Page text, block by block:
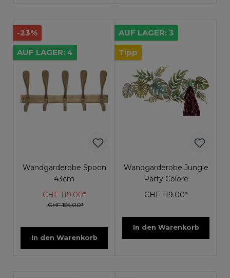
-23%
AUF LAGER: 4
Wandgarderobe Spoon
43cm
CHF 119.00*
CHF 155.00*
In den Warenkorb
AUF LAGER: 3
Tipp
Wandgarderobe Jungle
Party Colore
CHF 119.00*
In den Warenkorb